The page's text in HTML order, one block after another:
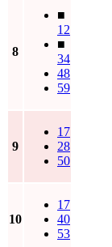
8
■
12
■
34
48
59
9
17
28
50
10
17
40
53